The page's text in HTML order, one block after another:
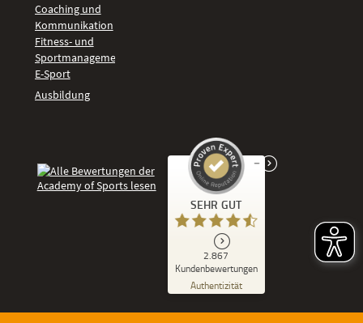
Coaching und
Kommunikation
Fitness- und
Sportmanagement
E-Sport
Ausbildung
SEHR GUT
2.867
Kundenbewertungen
Authentizität
Kundenbewertungen und Erfahrungen zu
Academy of Sports
%
Empfehlungen auf
ProvenExpert.com
4,53